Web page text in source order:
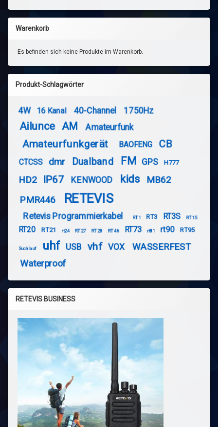
Warenkorb
Es befinden sich keine Produkte im Warenkorb.
Produkt-Schlagwörter
4W 16 Kanal 40-Channel 1750Hz
Ailunce AM Amateurfunk
Amateurfunkgerät BAOFENG CB
CTCSS dmr Dualband FM GPS H777
HD2 IP67 KENWOOD kids
MB62
PMR446
RETEVIS
Retevis Programmierkabel RT1 RT3 RT3S RT15
RT20 RT21 rt24 RT27 RT28 RT46 RT73 rt81 rt90 RT95
Suchlauf uhf USB vhf VOX
WASSERFEST
Waterproof
RETEVIS BUSINESS